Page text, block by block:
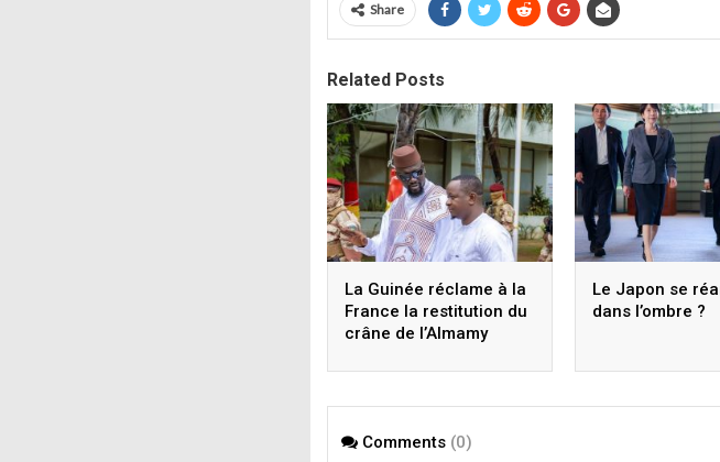
Share
Related Posts
La Guinée réclame à la
France la restitution du
crâne de l’Almamy
Le Japon se
dans l’ombre ?
Comments (0)